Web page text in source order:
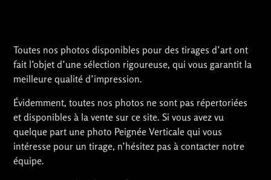
Toutes nos photos disponibles pour des tirages d’art ont
fait l’objet d’une sélection rigoureuse, qui vous garantit la
meilleure qualité d’impression.
Évidemment, toutes nos photos ne sont pas répertoriées
et disponibles à la vente sur ce site. Si vous avez vu
quelque part une photo Peignée Verticale qui vous
intéresse pour un tirage, n’hésitez pas à contacter notre
équipe.